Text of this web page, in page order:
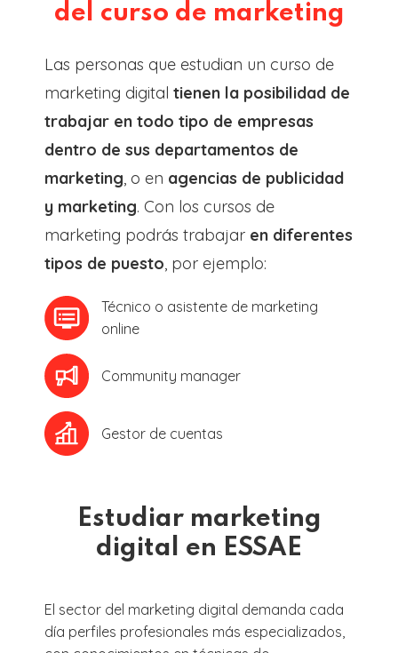
del curso de marketing
Las personas que estudian un curso de
marketing digital tienen la posibilidad de
trabajar en todo tipo de empresas
dentro de sus departamentos de
marketing, o en agencias de publicidad
y marketing. Con los cursos de
marketing podrás trabajar en diferentes
tipos de puesto, por ejemplo:
Técnico o asistente de marketing
online
Community manager
Gestor de cuentas
Estudiar marketing
digital en ESSAE
El sector del marketing digital demanda cada
día perfiles profesionales más especializados,